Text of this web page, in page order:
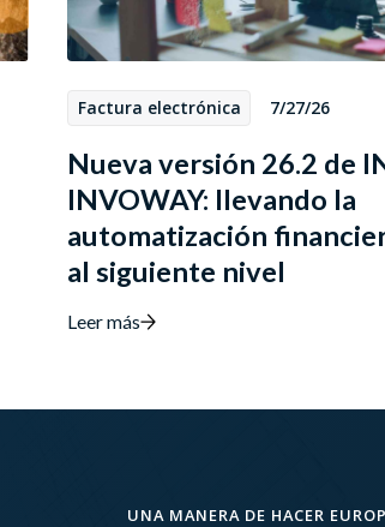
Factura electrónica 7/27/26
Nueva versión 26.2 de
INVOWAY: llevando la
automatización
al siguiente nivel
Leer más
UNA MANERA DE HACER